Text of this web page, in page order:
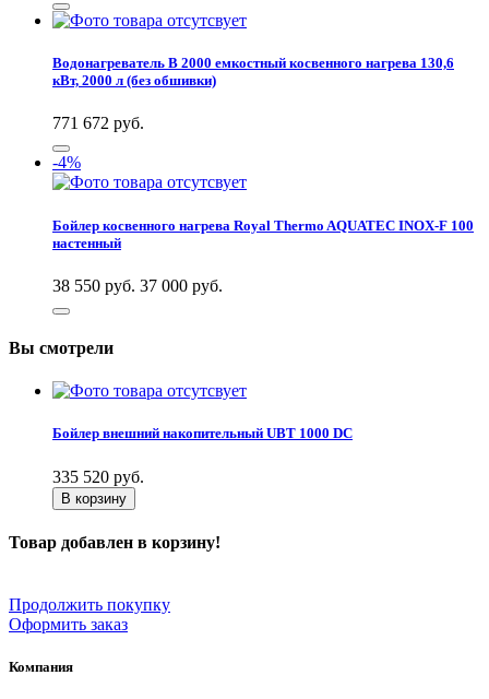
Водонагреватель B 2000 емкостный косвенного нагрева 130,6
кВт, 2000 л (без обшивки)
771 672 руб.
-4%
Бойлер косвенного нагрева Royal Thermo AQUATEC INOX-F 100
настенный
38 550 руб. 37 000 руб.
Вы смотрели
Бойлер внешний накопительный UBT 1000 DC
335 520 руб.
В корзину
Товар добавлен в корзину!
Продолжить покупку
Оформить заказ
Компания